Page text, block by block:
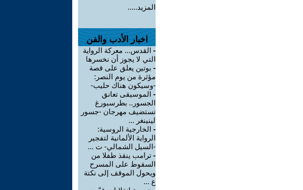
المزيد.....
اخبار الأدب والفن
- القدس... معركة الرواية
التي لا يجوز أن نخسرها
- بوتين يعلق على قصة
مؤثرة من يوم النصر:
-وسيكون هناك حليب-
- الموسيقى تعانق
الجسور.. بطرسبورغ
تستضيف مهرجان -جسور
لينينغر ...
- الخارجية الروسية:
الرواية الألمانية لتفجير
-السيل الشمالي- ت ...
- ترامب ينقذ طفلا من
السقوط على المسرح
ويحول الموقف إلى نكتة
ع ...